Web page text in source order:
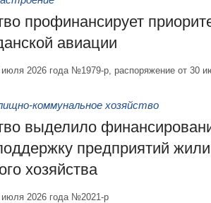
профинансирует
авиации
июля 2026 года №1979-р, распоряжение от 30
коммунальное хозяйство
выделило
предприятий
хозяйства
июля 2026 года №2021-р